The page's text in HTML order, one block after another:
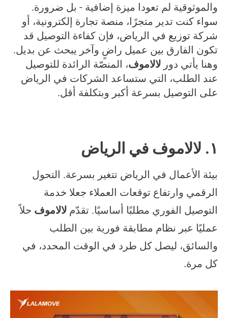
والموثوقية لم تعودا ميزة إضافية - بل ضرورة.
سواء كنت تدير متجرًا، منصة تجارة إلكترونية، أو
شركة توزيع في الرياض، فإن كفاءة التوصيل قد
تكون الفارق بين عميل راضٍ وآخر يبحث عن بديل.
وهنا يأتي دور لالاموف، المنصّة الرائدة للتوصيل
عند الطلب، التي ستساعد الشركات في الرياض
على التوصيل بسرعة أكبر وبتكلفة أقل.
١. لالاموف في الرياض
بيئة الأعمال في الرياض تتغير بسرعة. التحول
الرقمي وارتفاع توقعات العملاء جعلا خدمة
التوصيل الفوري مطلبًا أساسيًا. تقدّم لالاموف حلاً
عمليًا عبر نظام مطابقة فورية بين الطلب
والسائق، ليصل كل طرد في الوقت المحدد، في
كل مرة.